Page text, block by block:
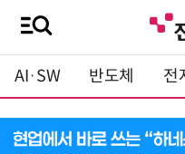
AI·SW 반도체 전